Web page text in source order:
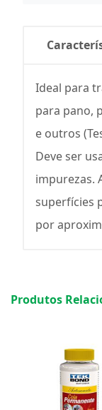
Ideal para
para pano,
e outros
Deve ser
impurezas.
superfícies
por
Produtos